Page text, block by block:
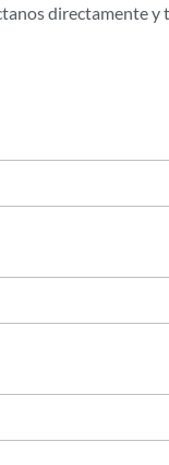
directamente y